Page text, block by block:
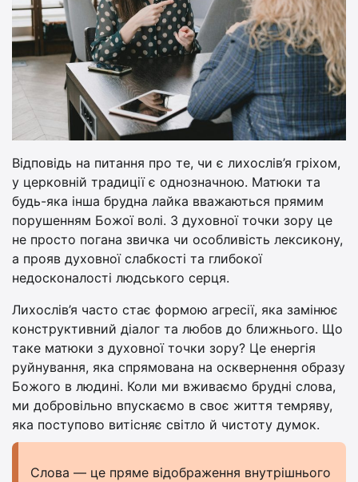
Відповідь на питання про те, чи є лихослів’я гріхом,
у церковній традиції є однозначною. Матюки та
будь-яка інша брудна лайка вважаються прямим
порушенням Божої волі. З духовної точки зору це
не просто погана звичка чи особливість лексикону,
а прояв духовної слабкості та глибокої
недосконалості людського серця.
Лихослів’я часто стає формою агресії, яка замінює
конструктивний діалог та любов до ближнього. Що
таке матюки з духовної точки зору? Це енергія
руйнування, яка спрямована на осквернення образу
Божого в людині. Коли ми вживаємо брудні слова,
ми добровільно впускаємо в своє життя темряву,
яка поступово витісняє світло й чистоту думок.
Слова — це пряме відображення внутрішнього